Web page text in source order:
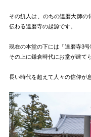
その飢人は、のちの達磨大師の
伝わる達磨寺の起源です。
現在の本堂の下には「達磨寺3
その上に鎌倉時代にお堂が建て
長い時代を超えて人々の信仰が